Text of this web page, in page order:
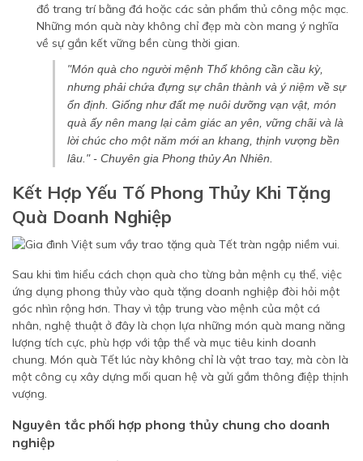
đồ trang trí bằng đá hoặc các sản phẩm thủ công mộc mạc.
Những món quà này không chỉ đẹp mà còn mang ý nghĩa
về sự gắn kết vững bền cùng thời gian.
"Món quà cho người mệnh Thổ không cần cầu kỳ,
nhưng phải chứa đựng sự chân thành và ý niệm về sự
ổn định. Giống như đất mẹ nuôi dưỡng vạn vật, món
quà ấy nên mang lại cảm giác an yên, vững chãi và là
lời chúc cho một năm mới an khang, thịnh vượng bền
lâu."- Chuyên gia Phong thủy An Nhiên.
Kết Hợp Yếu Tố Phong Thủy Khi Tặng
Quà Doanh Nghiệp
Sau khi tìm hiểu cách chọn quà cho từng bản mệnh cụ thể, việc
ứng dụng phong thủy vào quà tặng doanh nghiệp đòi hỏi một
góc nhìn rộng hơn. Thay vì tập trung vào mệnh của một cá
nhân, nghệ thuật ở đây là chọn lựa những món quà mang năng
lượng tích cực, phù hợp với tập thể và mục tiêu kinh doanh
chung. Món quà Tết lúc này không chỉ là vật trao tay, mà còn là
một công cụ xây dựng mối quan hệ và gửi gắm thông điệp thịnh
vượng.
Nguyên tắc phối hợp phong thủy chung cho doanh
nghiệp